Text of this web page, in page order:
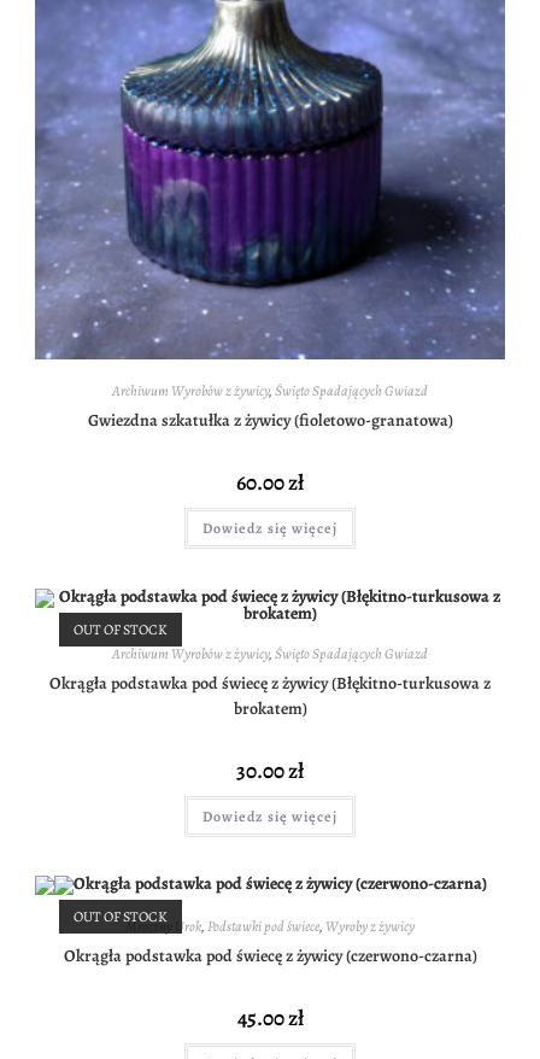
Archiwum Wyrobów z żywicy,Święto Spadających Gwiazd
Gwiezdna szkatułka z żywicy (fioletowo-granatowa)
60.00zł
Dowiedz się więcej
OUT OF STOCK
Archiwum Wyrobów z żywicy,Święto Spadających Gwiazd
Okrągła podstawka pod świecę z żywicy (Błękitno-turkusowa z
brokatem)
30.00zł
Dowiedz się więcej
OUT OF STOCK
Mroczny Urok,Podstawki pod świece,Wyroby z żywicy
Okrągła podstawka pod świecę z żywicy (czerwono-czarna)
45.00zł